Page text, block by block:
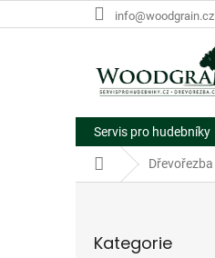
na
info@woodgrain.cz
Servis pro hudebníky
Domů Dřevořezba
kategorie
Kategorie